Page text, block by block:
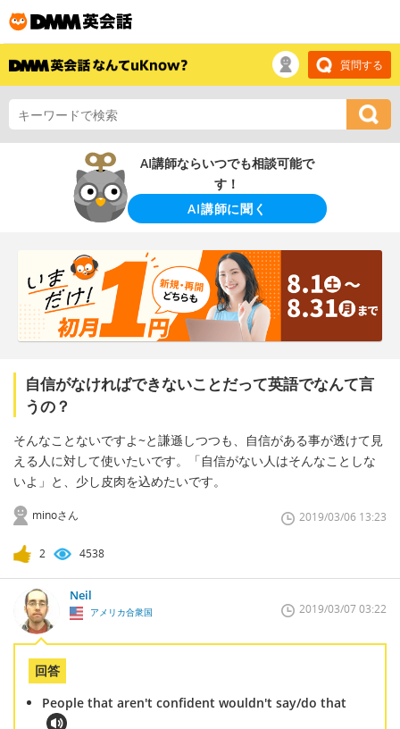
質問する
AI講師ならいつでも相談可能で
す！
AI講師に聞く
自信がなければできないことだって英語でなんて言
うの？
そんなことないですよ~と謙遜しつつも、自信がある事が透けて見
える人に対して使いたいです。「自信がない人はそんなことしな
いよ」と、少し皮肉を込めたいです。
minoさん 2019/03/06 13:23
2 4538
Neil
アメリカ合衆国 2019/03/07 03:22
回答
People that aren't confident wouldn't say/do that